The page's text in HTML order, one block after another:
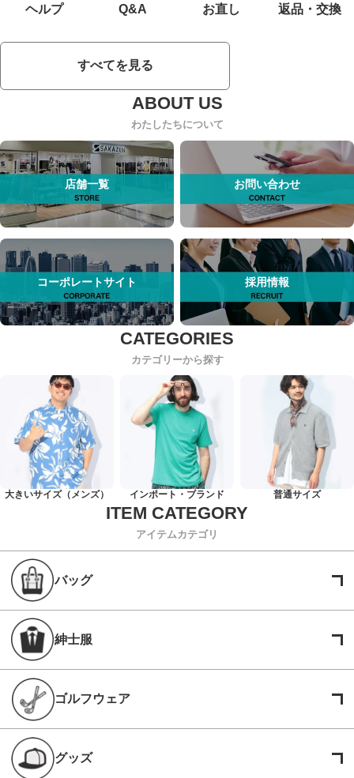
ヘルプ Q&A お直し 返品・交換
すべてを見る
わたしたちについて
店舗一覧 お問い合わせ
コーポレートサイト 採用情報
カテゴリーから探す
大きいサイズ（メンズ） インポート・ブランド 普通サイズ
アイテムカテゴリ
バッグ
紳士服
ゴルフウェア
グッズ